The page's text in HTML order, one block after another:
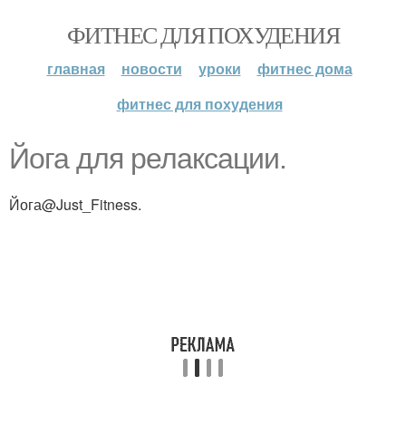
ФИТНЕС ДЛЯ ПОХУДЕНИЯ
главная новости уроки
фитнес дома
фитнес для похудения
Йога для релаксации.
Йога@Just_Fitness.